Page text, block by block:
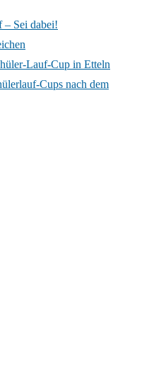
– Sei dabei!
Lauf-Cup in Etteln
Cups nach dem